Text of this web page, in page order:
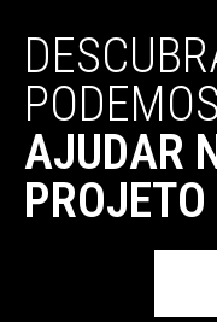
PODEMOS
AJUDAR
PROJETO